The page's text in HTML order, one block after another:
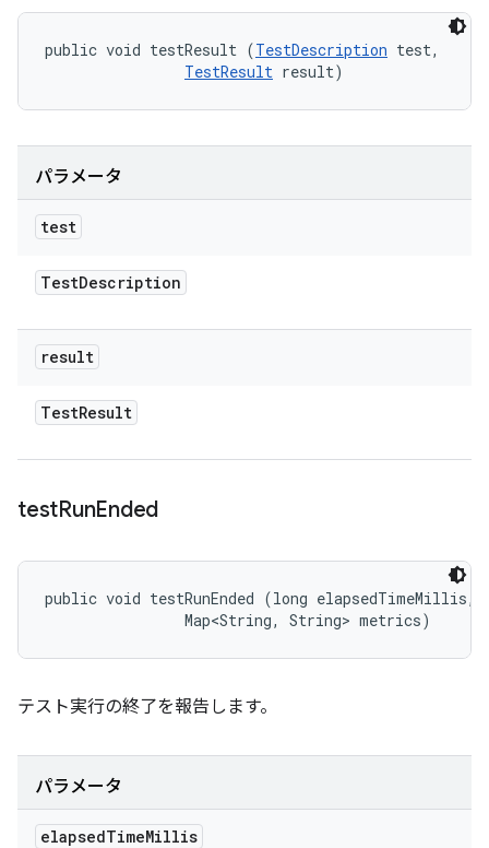
public void testResult (TestDescription test,
TestResult result)
パラメータ
test
TestDescription
result
TestResult
testRunEnded
public void testRunEnded (long elapsedTimeMillis,
                Map<String, String> metrics)
テスト実行の終了を報告します。
パラメータ
elapsedTimeMillis